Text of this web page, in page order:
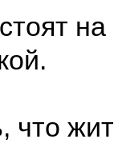
на